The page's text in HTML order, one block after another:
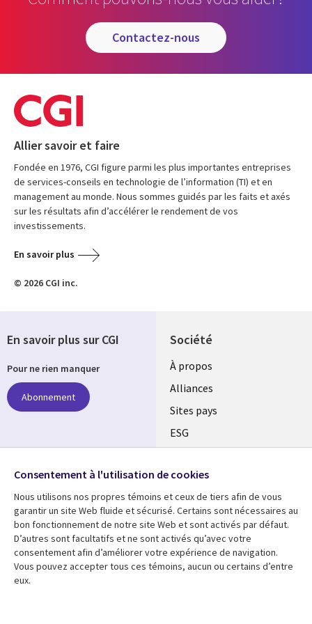
contactez-nous
Allier savoir et faire
Fondée en 1976, CGI figure parmi les plus importantes entreprises
de services-conseils en technologie de l’information (TI) et en
management au monde. Nous sommes guidés par les faits et axés
sur les résultats afin d’accélérer le rendement de vos
investissements.
En savoir plus
© 2026 CGI inc.
Société
À propos
Alliances
Sites pays
ESG
Fusions
Salle de presse
Ressources
Articles
Support
En savoir plus sur CGI
Pour ne rien manquer
Abonnement
Suivez-nous
Social
Media
Global
FR
Consentement à l'utilisation de cookies
Nous utilisons nos propres témoins et ceux de tiers afin de vous
garantir un site Web fluide et sécurisé. Certains sont nécessaires au
bon fonctionnement de notre site Web et sont activés par défaut.
D’autres sont facultatifs et ne sont activés qu’avec votre
consentement afin d’améliorer votre expérience de navigation.
Vous pouvez accepter tous ces témoins, aucun ou certains d’entre
eux.